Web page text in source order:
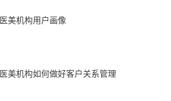
医美机构用户画像
医美机构如何做好客户关系管理